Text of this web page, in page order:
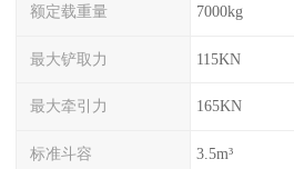
额定载重量 7000kg
最大铲取力 115KN
最大牵引力 165KN
标准斗容 3.5m³